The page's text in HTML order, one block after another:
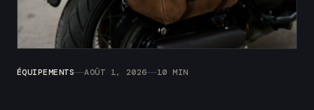
ÉQUIPEMENTS AOÛT 1, 2026 10 MIN